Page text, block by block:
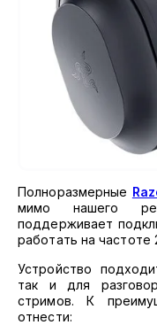
Полноразмерные
мимо нашего
поддерживает
работать на частоте
Устройство
так и для
стримов. К
отнести: